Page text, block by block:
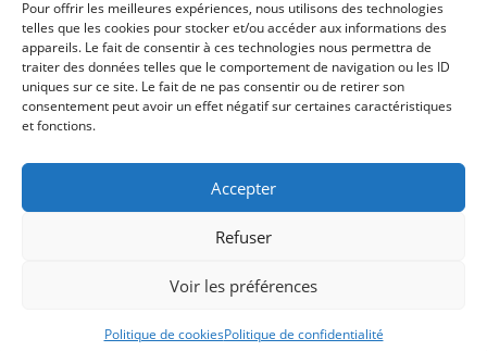
Pour offrir les meilleures expériences, nous utilisons des technologies
telles que les cookies pour stocker et/ou accéder aux informations des
appareils. Le fait de consentir à ces technologies nous permettra de
traiter des données telles que le comportement de navigation ou les ID
uniques sur ce site. Le fait de ne pas consentir ou de retirer son
consentement peut avoir un effet négatif sur certaines caractéristiques
et fonctions.
Accepter
Refuser
Voir les préférences
Politique de cookiesPolitique de confidentialité
Contact
Contact
Mentions légales
ACCK